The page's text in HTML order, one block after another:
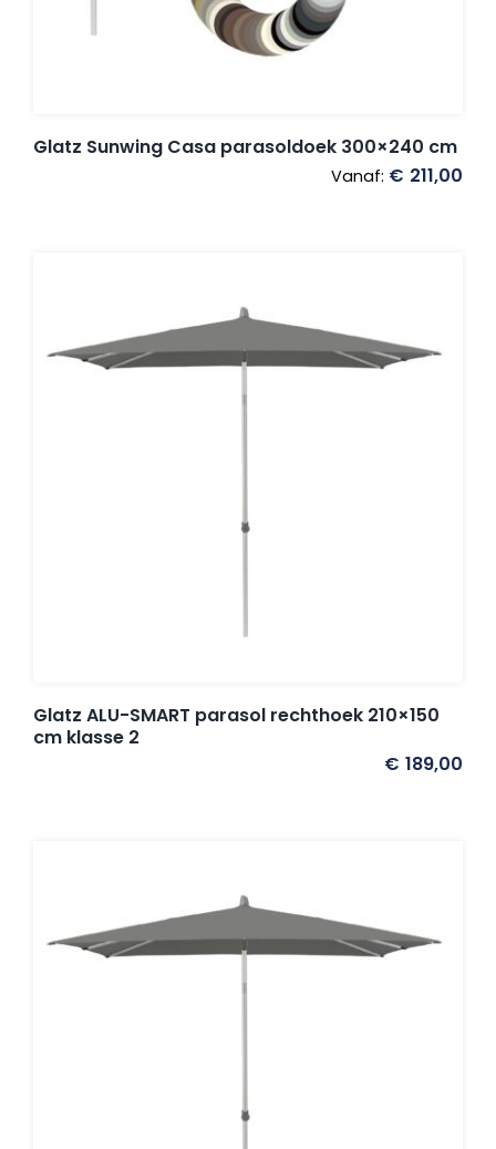
Glatz Sunwing Casa parasoldoek 300×240 cm
Vanaf: € 211,00
Glatz ALU-SMART parasol rechthoek 210×150
cm klasse 2
€ 189,00